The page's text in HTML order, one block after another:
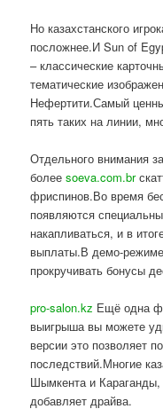
Но казахстанского
посложнее.И Sun of
– классические
тематические
Нефертити.Самый
пять таких на линии,
Отдельного внимания
болееsoeva.com.br
фриспинов.Во время
появляются
накапливаться, и в
выплаты.В демо-
прокручивать бонусы
pro-salon.kz Ещё одна
выигрыша вы можете
версии это позволяет
последствий.Многие
Шымкента и
добавляет драйва.